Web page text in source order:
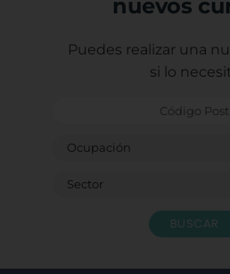
nuevos
Puedes realizar una
si lo
BUSCAR